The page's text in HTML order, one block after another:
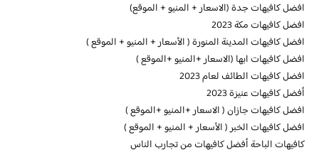
افضل كافيهات جدة (الاسعار + المنيو + الموقع)
افضل كافيهات مكة 2023
افضل كافيهات المدينة المنورة ( الأسعار + المنيو + الموقع )
افضل كافيهات ابها (الاسعار +المنيو +الموقع )
افضل كافيهات الطائف لعام 2023
أفضل كافيهات عنيزة 2023
افضل كافيهات جازان ( الاسعار +المنيو +الموقع )
افضل كافيهات الخبر ( الأسعار + المنيو + الموقع )
كافيهات الباحة أفضل كافيهات من تجارب الناس